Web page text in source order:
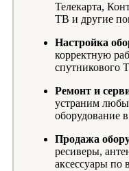
Телекарта,
ТВ и другие
Настройка
корректную
спутникового
Ремонт и
устраним
оборудование
Продажа
ресиверы,
аксессуары